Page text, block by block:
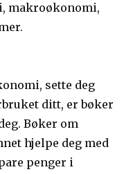
makroøkonomi,
sette deg
ditt, er bøker
Bøker om
hjelpe deg med
penger i